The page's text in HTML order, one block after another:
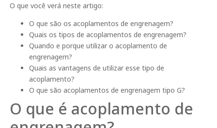
O que você verá neste artigo:
O que são os acoplamentos de engrenagem?
Quais os tipos de acoplamentos de engrenagem?
Quando e porque utilizar o acoplamento de
engrenagem?
Quais as vantagens de utilizar esse tipo de
acoplamento?
O que são acoplamentos de engrenagem tipo G?
O que é acoplamento de